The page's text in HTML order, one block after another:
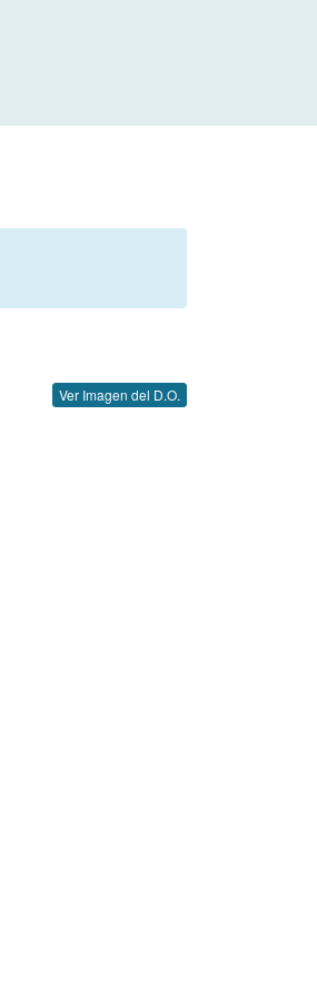
Ver Imagen del D.O.